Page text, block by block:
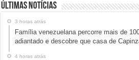
Últimas Notícias
3 horas atrás
Família venezuelana percorre mais de
adiantado e descobre que casa de
4 horas atrás